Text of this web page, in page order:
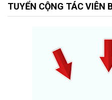
TUYỂN CỘNG TÁC VIÊN